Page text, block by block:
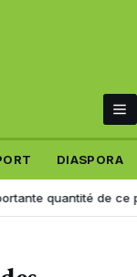
DIASPORA
de ce produit